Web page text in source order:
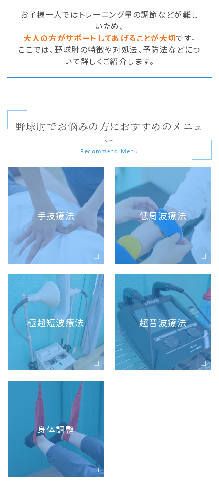
お子様一人ではトレーニング量の調節などが難し
いため、
大人の方がサポートしてあげることが大切です。
ここでは、野球肘の特徴や対処法、予防法などにつ
いて詳しくご紹介します。
野球肘でお悩みの方におすすめのメニュ
ー
Recommend Menu
手技療法 低周波療法
極超短波療法 超音波療法
身体調整